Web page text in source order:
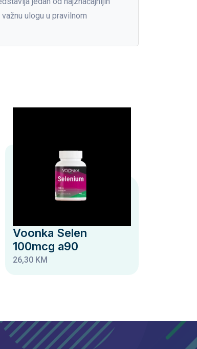
ulogu u pravilnom
Voonka Selen
100mcg a90
26,30 KM